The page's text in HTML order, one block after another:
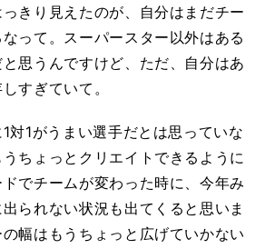
っきり見えたのが、自分はまだチー
って。スーパースター以外はある
思うんですけど、ただ、自分はあ
すぎていて。
対1がうまい選手だとは思っていな
ちょっとクリエイトできるように
でチームが変わった時に、今年み
られない状況も出てくると思いま
幅はもうちょっと広げていかない